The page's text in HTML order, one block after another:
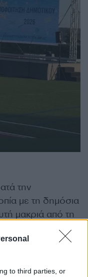
to third parties, or
την
με τη δημόσια
μακριά από τη
ουσιαστική